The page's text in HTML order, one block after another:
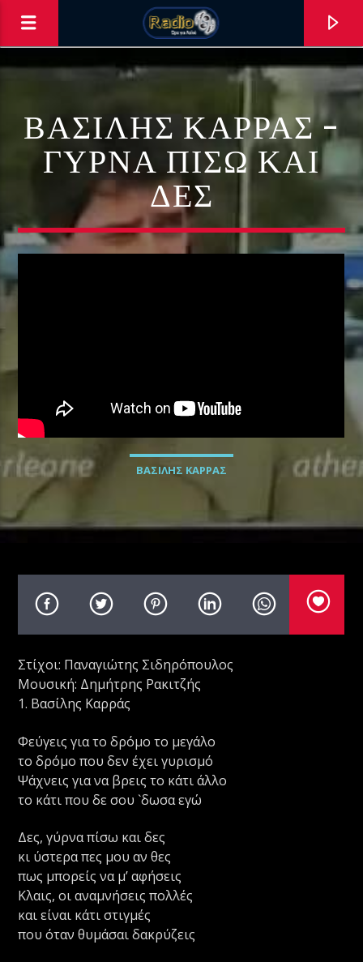
0:00
ΒΑΣΊΛΗΣ ΚΑΡΡΆΣ –
ΓΎΡΝΑ ΠΊΣΩ ΚΑΙ
ΔΕΣ
ΒΑΣΙΛΗΣ ΚΑΡΡΑΣ
Στίχοι: Παναγιώτης Σιδηρόπουλος
Μουσική: Δημήτρης Ρακιτζής
1. Βασίλης Καρράς
Φεύγεις για το δρόμο το μεγάλο
το δρόμο που δεν έχει γυρισμό
Ψάχνεις για να βρεις το κάτι άλλο
το κάτι που δε σου `δωσα εγώ
Δες, γύρνα πίσω και δες
κι ύστερα πες μου αν θες
πως μπορείς να μ’ αφήσεις
Κλαις, οι αναμνήσεις πολλές
και είναι κάτι στιγμές
που όταν θυμάσαι δακρύζεις